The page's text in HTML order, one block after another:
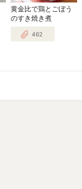
黄金比で鶏とごぼう
のすき焼き煮
462